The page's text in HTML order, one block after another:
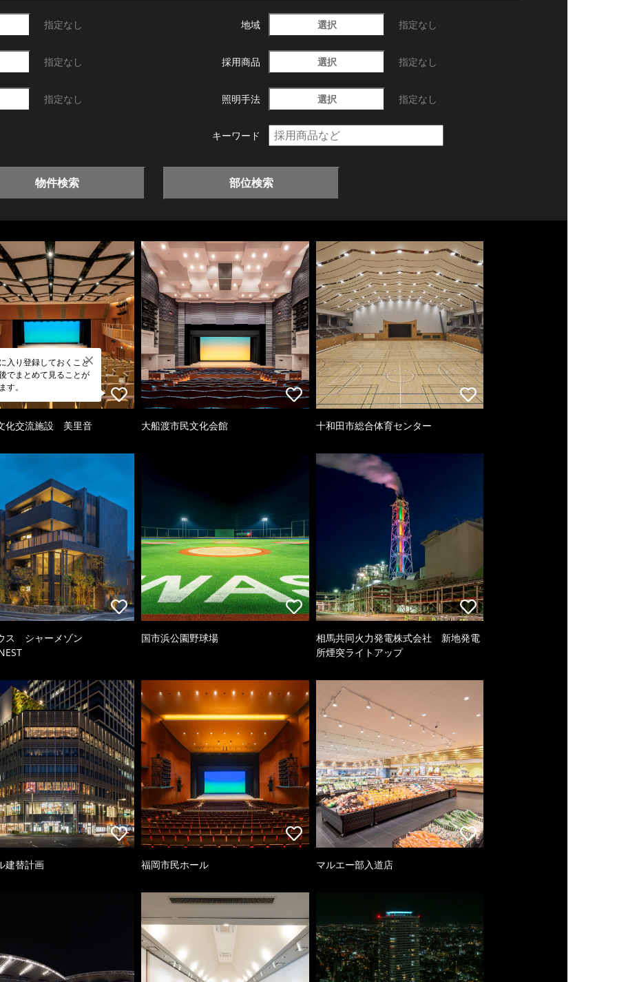
指定なし 地域 選択 指定なし
指定なし 採用商品 選択 指定なし
指定なし 照明手法 選択 指定なし
キーワード
物件検索 部位検索
入り登録しておくこと
でまとめて見ることが
す。
化交流施設 美里音 大船渡市民文化会館 十和田市総合体育センター
ス シャーメゾン
国市浜公園野球場
相馬共同火力発電株式会社 新地発電
所煙突ライトアップ
建替計画 福岡市民ホール マルエー部入道店